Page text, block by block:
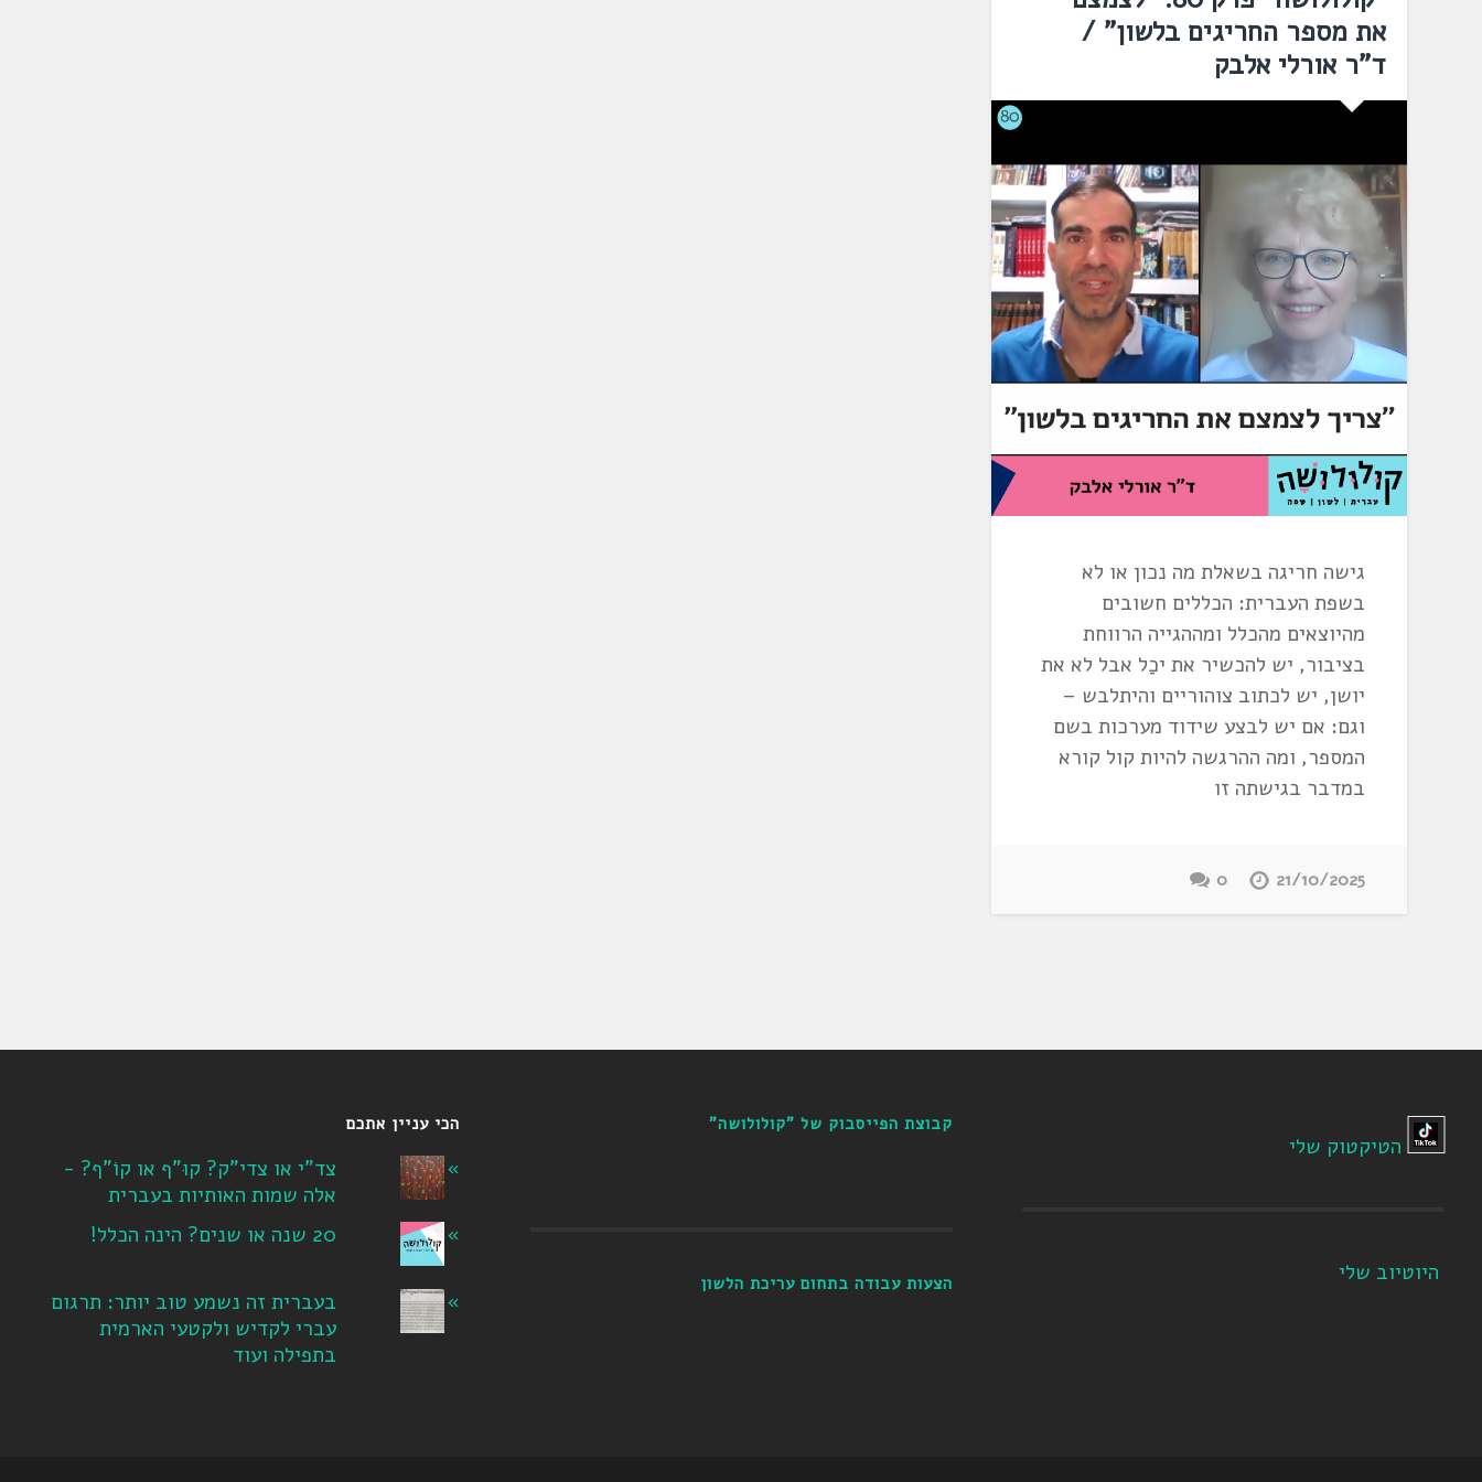
את מספר החריגים בלשון" /
ד"ר אורלי אלבק
גישה חריגה בשאלת מה נכון או לא
בשפת העברית: הכללים חשובים
מהיוצאים מהכלל ומההגייה הרווחת
בציבור, יש להכשיר את יכַל אבל לא את
יושן, יש לכתוב צוהוריים והיתלבש –
וגם: אם יש לבצע שידוד מערכות בשם
המספר, ומה ההרגשה להיות קול קורא
במדבר בגישתה זו
21/10/2025
0
הטיקטוק שלי
היוטיוב שלי
קבוצת הפייסבוק של "קולולושה"
הצעות עבודה בתחום עריכת הלשון
הכי עניין אתכם
צד"י או צדי"ק? קוּ"ף או קוֹ"ף? -
אלה שמות האותיות בעברית
20 שנה או שנים? הינה הכלל!
בעברית זה נשמע טוב יותר: תרגום
עברי לקדיש ולקטעי הארמית
בתפילה ועוד